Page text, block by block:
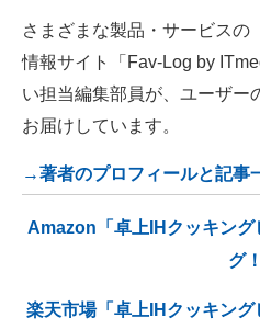
さまざまな製品・サービスの
情報サイト「Fav-Log by
い担当編集部員が、ユーザー
お届けしています。
→著者のプロフィールと記事
Amazon「卓上IHクッキング
グ！
楽天市場「卓上IHクッキン